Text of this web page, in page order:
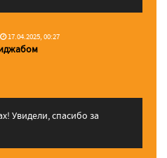
17.04.2025, 00:27
Увидели, спасибо за